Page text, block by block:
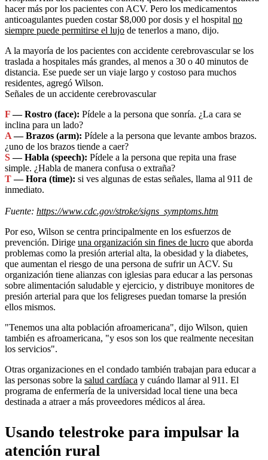
hacer más por los pacientes con ACV. Pero los medicamentos
anticoagulantes pueden costar $8,000 por dosis y el hospital no
siempre puede permitirse el lujo de tenerlos a mano, dijo.
A la mayoría de los pacientes con accidente cerebrovascular se los
traslada a hospitales más grandes, al menos a 30 o 40 minutos de
distancia. Ese puede ser un viaje largo y costoso para muchos
residentes, agregó Wilson.
Señales de un accidente cerebrovascular
F— Rostro (face): Pídele a la persona que sonría. ¿La cara se
inclina para un lado?
A— Brazos (arm): Pídele a la persona que levante ambos brazos.
¿uno de los brazos tiende a caer?
S— Habla (speech): Pídele a la persona que repita una frase
simple. ¿Habla de manera confusa o extraña?
T— Hora (time): si ves algunas de estas señales, llama al 911 de
inmediato.
Fuente: https://www.cdc.gov/stroke/signs_symptoms.htm
Por eso, Wilson se centra principalmente en los esfuerzos de
prevención. Dirige una organización sin fines de lucro que aborda
problemas como la presión arterial alta, la obesidad y la diabetes,
que aumentan el riesgo de una persona de sufrir un ACV. Su
organización tiene alianzas con iglesias para educar a las personas
sobre alimentación saludable y ejercicio, y distribuye monitores de
presión arterial para que los feligreses puedan tomarse la presión
ellos mismos.
"Tenemos una alta población afroamericana", dijo Wilson, quien
también es afroamericana, "y esos son los que realmente necesitan
los servicios".
Otras organizaciones en el condado también trabajan para educar a
las personas sobre la salud cardíaca y cuándo llamar al 911. El
programa de enfermería de la universidad local tiene una beca
destinada a atraer a más proveedores médicos al área.
Usando telestroke para impulsar la
atención rural